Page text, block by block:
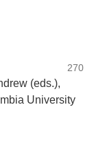
270
(eds.),
University